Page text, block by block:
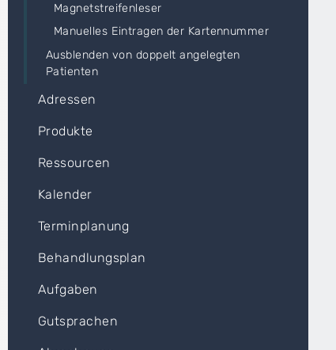
Magnetstreifenleser
Manuelles Eintragen der Kartennummer
Ausblenden von doppelt angelegten
Patienten
Adressen
Produkte
Ressourcen
Kalender
Terminplanung
Behandlungsplan
Aufgaben
Gutsprachen